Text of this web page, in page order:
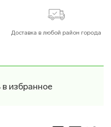
Доставка в любой район города
избранное